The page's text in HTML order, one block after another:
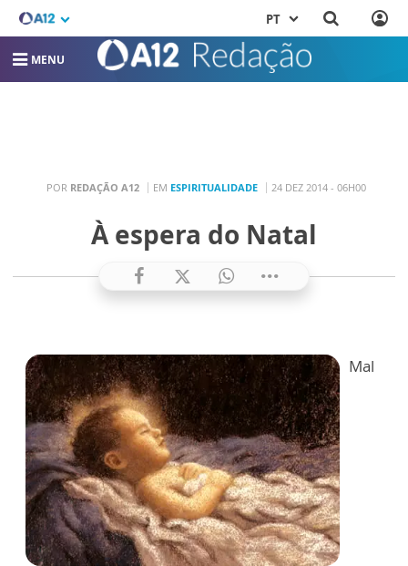
PT
MENU
POR REDAÇÃO A12 EM ESPIRITUALIDADE 24 DEZ 2014 - 06H00
À espera do Natal
Mal